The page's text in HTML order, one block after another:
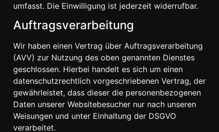
umfasst. Die Einwilligung ist jederzeit widerrufbar.
Auftragsverarbeitung
Wir haben einen Vertrag über Auftragsverarbeitung
(AVV) zur Nutzung des oben genannten Dienstes
geschlossen. Hierbei handelt es sich um einen
datenschutzrechtlich vorgeschriebenen Vertrag, der
gewährleistet, dass dieser die personenbezogenen
Daten unserer Websitebesucher nur nach unseren
Weisungen und unter Einhaltung der DSGVO
verarbeitet.